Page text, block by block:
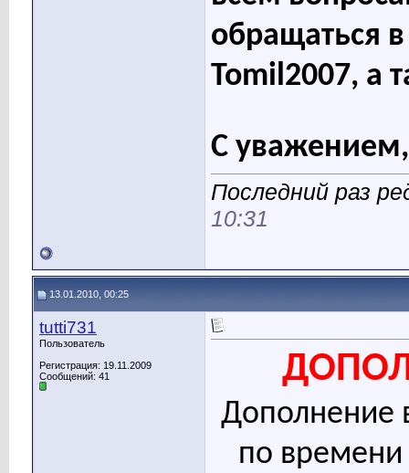
обращаться
Tomil2007, а
С
Последний раз
10:31
13.01.2010, 00:25
tutti731
Пользователь
Регистрация: 19.11.2009
Сообщений: 41
Дополнение
по времени